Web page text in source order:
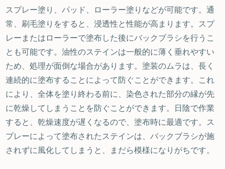
スプレー塗り、パッド、ローラー塗りなどが可能です。通
常、刷毛塗りをすると、浸透性と性能が高まります。スプ
レーまたはローラーで塗布した後にバックブラシを行うこ
とも可能です。油性のステインは一般的に薄く垂れやすい
ため、処理が面倒な場合があります。塗装のムラは、長く
連続的に塗布することによって防ぐことができます。これ
により、全体を塗り終わる前に、染色された部分の縁が先
に乾燥してしまうことを防ぐことができます。日陰で作業
すると、乾燥速度が遅くなるので、塗布時に最適です。ス
プレーによって塗布されたステインは、バックブラシが施
されずに風化してしまうと、まだら模様になりがちです。